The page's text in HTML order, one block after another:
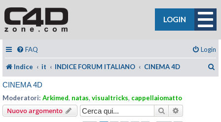
LOGIN
FAQ Login
Indice it INDICE FORUM ITALIANO CINEMA 4D
CINEMA 4D
Moderatori: Arkimed, natas, visualtricks, cappellaiomatto
Nuovo argomento Cerca